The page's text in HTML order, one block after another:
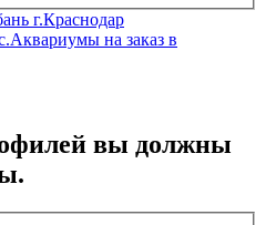
вы должны